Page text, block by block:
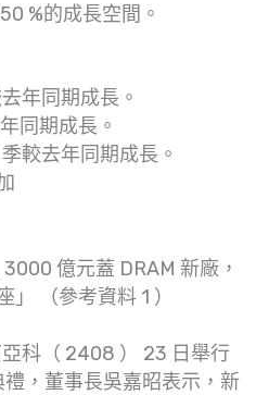
%的成長空間。
年同期成長。
同期成長。
較去年同期成長。
億元蓋 DRAM 新廠，
（參考資料 1 ）
科（ 2408 ） 23 日舉行
，董事長吳嘉昭表示，新